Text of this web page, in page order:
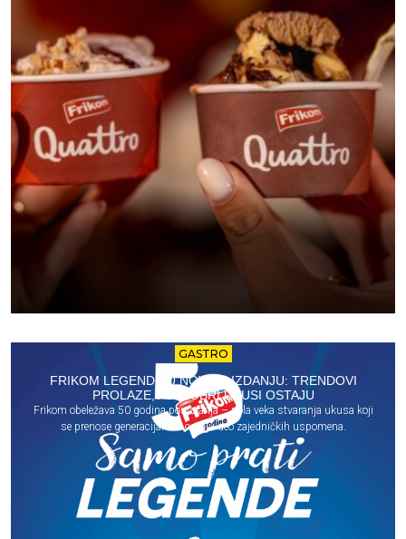
GASTRO
FRIKOM LEGENDE U NOVOM IZDANJU: TRENDOVI
PROLAZE, ALI DOBRI UKUSI OSTAJU
Frikom obeležava 50 godina postojanja – pola veka stvaranja ukusa koji
se prenose generacijama i ostaju deo zajedničkih uspomena.